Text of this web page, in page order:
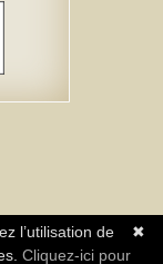
– Diritti
✖
l’utilisation de
Cliquez-ici pour